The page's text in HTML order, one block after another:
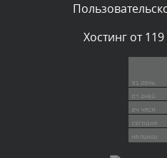
Комментарий
Текст комментария будет
Комментарий
Текст комментария будет
администратором.
Хостинг от